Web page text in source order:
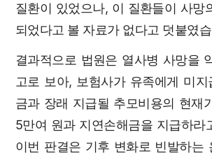
질환이 있었으나, 이 질환들이 사망
되었다고 볼 자료가 없다고 덧붙였
결과적으로 법원은 열사병 사망을
고로 보아, 보험사가 유족에게 미지
금과 장래 지급될 추모비용의 현재
5만여 원과 지연손해금을 지급하라
이번 판결은 기후 변화로 빈발하는